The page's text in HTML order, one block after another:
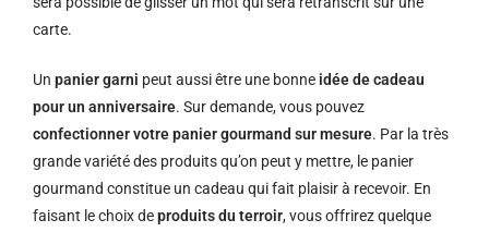
carte.
Un panier garni peut aussi être une bonne idée de cadeau
pour un anniversaire. Sur demande, vous pouvez
confectionner votre panier gourmand sur mesure. Par la très
grande variété des produits qu’on peut y mettre, le panier
gourmand constitue un cadeau qui fait plaisir à recevoir. En
faisant le choix deproduits du terroir, vous offrirez quelque